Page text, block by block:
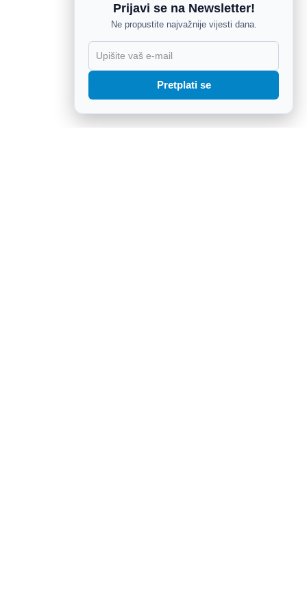
Prijavi se na Newsletter!
Ne propustite najvažnije vijesti dana.
Pretplati se